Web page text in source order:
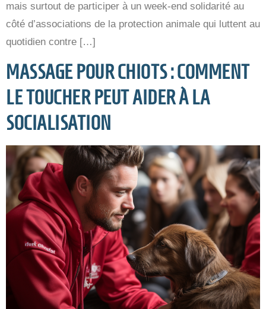
mais surtout de participer à un week-end solidarité au
côté d’associations de la protection animale qui luttent au
quotidien contre […]
MASSAGE POUR CHIOTS : COMMENT
LE TOUCHER PEUT AIDER À LA
SOCIALISATION